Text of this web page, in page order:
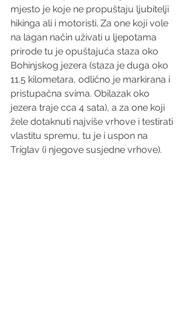
mjesto je koje ne propuštaju ljubitelji
hikinga ali i motoristi. Za one koji vole
na lagan način uživati u ljepotama
prirode tu je opuštajuća staza oko
Bohinjskog jezera (staza je duga oko
11.5 kilometara, odlično je markirana i
pristupačna svima. Obilazak oko
jezera traje cca 4 sata), a za one koji
žele dotaknuti najviše vrhove i testirati
vlastitu spremu, tu je i uspon na
Triglav (i njegove susjedne vrhove).